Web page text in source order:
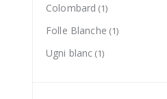
Colombard (1)
Folle Blanche (1)
Ugni blanc (1)